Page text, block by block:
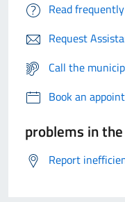
Read
Request
Call the
Book an
problems in
Report